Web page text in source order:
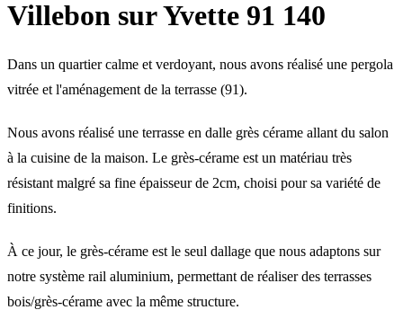
Villebon sur Yvette 91 140
Dans un quartier calme et verdoyant, nous avons réalisé une pergola
vitrée et l'aménagement de la terrasse (91).
Nous avons réalisé une terrasse en dalle grès cérame allant du salon
à la cuisine de la maison. Le grès-cérame est un matériau très
résistant malgré sa fine épaisseur de 2cm, choisi pour sa variété de
finitions.
À ce jour, le grès-cérame est le seul dallage que nous adaptons sur
notre système rail aluminium, permettant de réaliser des terrasses
bois/grès-cérame avec la même structure.